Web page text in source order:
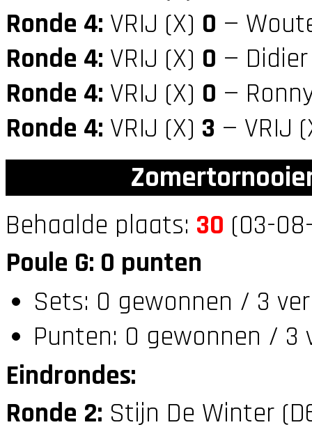
Ronde 4: VRIJ (X) 0 —
Ronde 4: VRIJ (X) 0 —
Ronde 4: VRIJ (X) 0 —
Ronde 4: VRIJ (X) 3 — VRIJ
Behaalde plaats: 30 (03-
Poule G: 0 punten
Sets: 0 gewonnen / 3
Punten: 0 gewonnen / 3
Eindrondes:
Ronde 2: Stijn De Winter